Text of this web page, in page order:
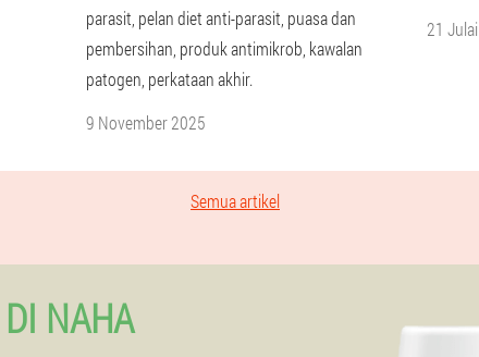
parasit, pelan diet anti-parasit, puasa dan
pembersihan, produk antimikrob, kawalan
patogen, perkataan akhir.
9 November 2025
21
Semua artikel
NAHA